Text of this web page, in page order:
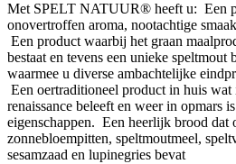
Met SPELT NATUUR® heeft u: Een
onovertroffen aroma, nootachtige
Een product waarbij het graan
bestaat en tevens een unieke
waarmee u diverse ambachtelijke
Een oertraditioneel product in huis wat
renaissance beleeft en weer in opmars
eigenschappen. Een heerlijk brood dat
zonnebloempitten, speltmoutmeel,
sesamzaad en lupinegries bevat